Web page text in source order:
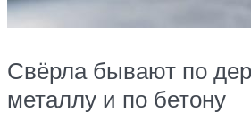
Свёрла бывают по
металлу и по бетону